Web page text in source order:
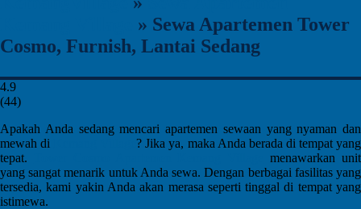
» Sewa Apartemen Tower
Cosmo, Furnish, Lantai Sedang
4.9
(44)
Apakah Anda sedang mencari apartemen sewaan yang nyaman dan
mewah di
Kemang Village? Jika ya, maka Anda berada di tempat yang
tepat.
menawarkan unit
yang sangat menarik untuk Anda sewa. Dengan berbagai fasilitas yang
tersedia, kami yakin Anda akan merasa seperti tinggal di tempat yang
istimewa.